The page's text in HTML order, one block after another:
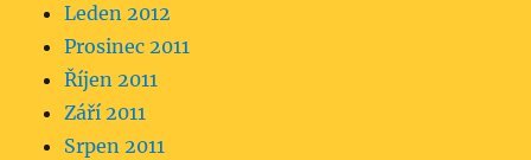
Leden 2012
Prosinec 2011
Říjen 2011
Září 2011
Srpen 2011